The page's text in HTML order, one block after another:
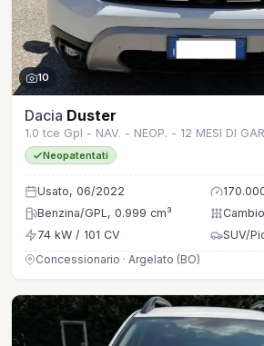
10
Dacia Duster
1.0 tce Gpl - NAV. - NEOP. - 12 MESI DI
Neopatentati
Usato, 06/2022
Benzina/GPL, 0.999 cm³
74 kW / 101 CV
SUV/
Concessionario · Argelato (BO)